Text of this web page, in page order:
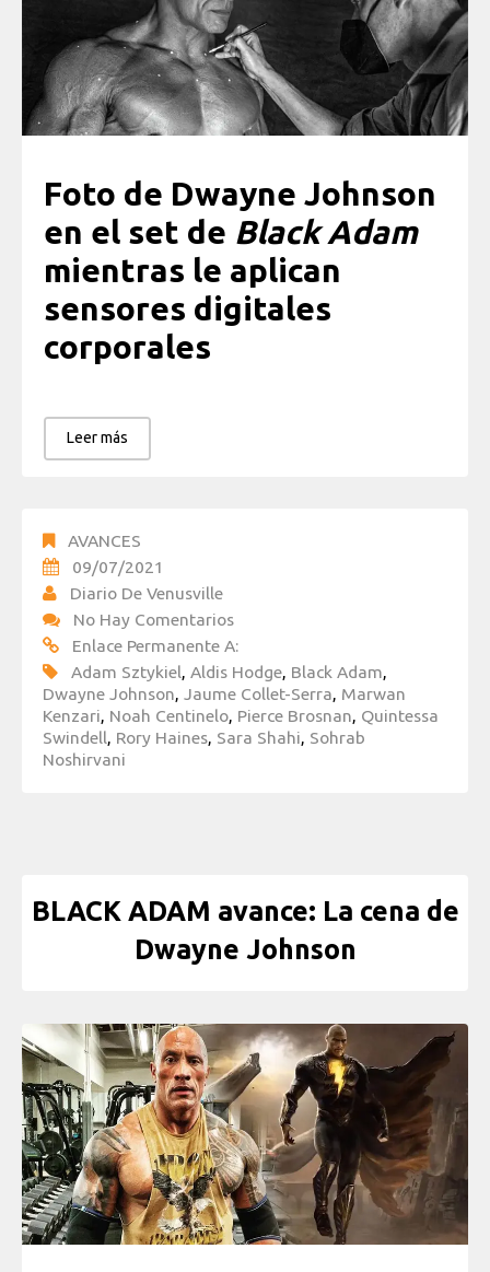
Foto de Dwayne Johnson
en el set de Black Adam
mientras le aplican
sensores digitales
corporales
Leer más
AVANCES
09/07/2021
Diario De Venusville
No Hay Comentarios
Enlace Permanente A:
Adam Sztykiel, Aldis Hodge, Black Adam,
Dwayne Johnson, Jaume Collet-Serra, Marwan
Kenzari, Noah Centinelo, Pierce Brosnan, Quintessa
Swindell, Rory Haines, Sara Shahi, Sohrab
Noshirvani
BLACK ADAM avance: La cena de
Dwayne Johnson